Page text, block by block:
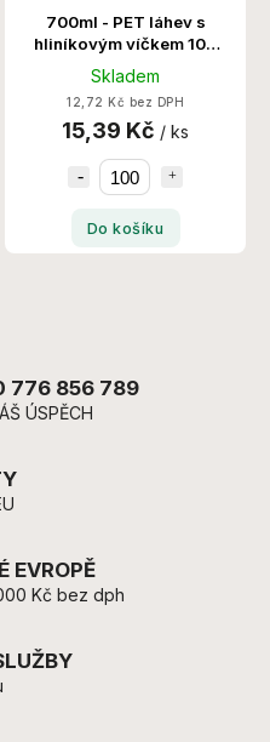
700ml - PET láhev s
hliníkovým víčkem 100
Ks/Krt
Skladem
12,72 Kč bez DPH
15,39 Kč / ks
Do košíku
776 856 789
ÚSPĚCH
EVROPĚ
Kč bez dph